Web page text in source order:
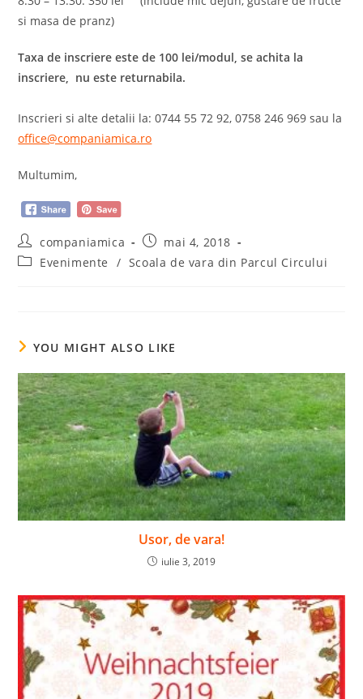
si masa de pranz)
Taxa de inscriere este de 100 lei/modul, se achita la
inscriere, nu este returnabila.
Inscrieri si alte detalii la: 0744 55 72 92, 0758 246 969 sau la
office@companiamica.ro
Multumim,
Post
author:
companiamica
Post
published:
mai 4, 2018
PostEvenimente / Scoala de vara din Parcul Circului
YOU MIGHT ALSO LIKE
Usor, de vara!
iulie 3, 2019